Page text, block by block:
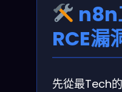
n8n
RCE漏
先從最Tech